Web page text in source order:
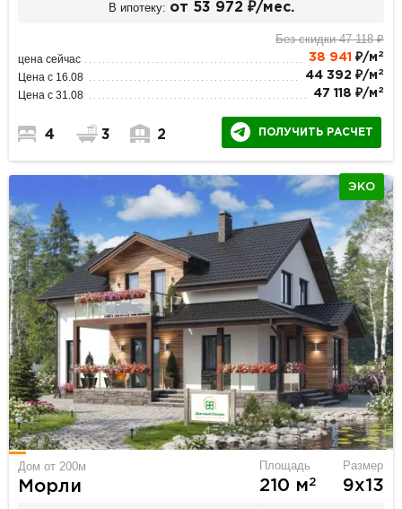
В ипотеку: от 53 972 ₽/мес.
Без скидки 47 118 ₽
цена сейчас 38 941 ₽/м 2
Цена с 16.08 44 392 ₽/м 2
Цена с 31.08 47 118 ₽/м 2
4 3 2 ПОЛУЧИТЬ РАСЧЕТ
ЭКО
Дом от 200м
Морли
Площадь
210 м2
Размер
9х13